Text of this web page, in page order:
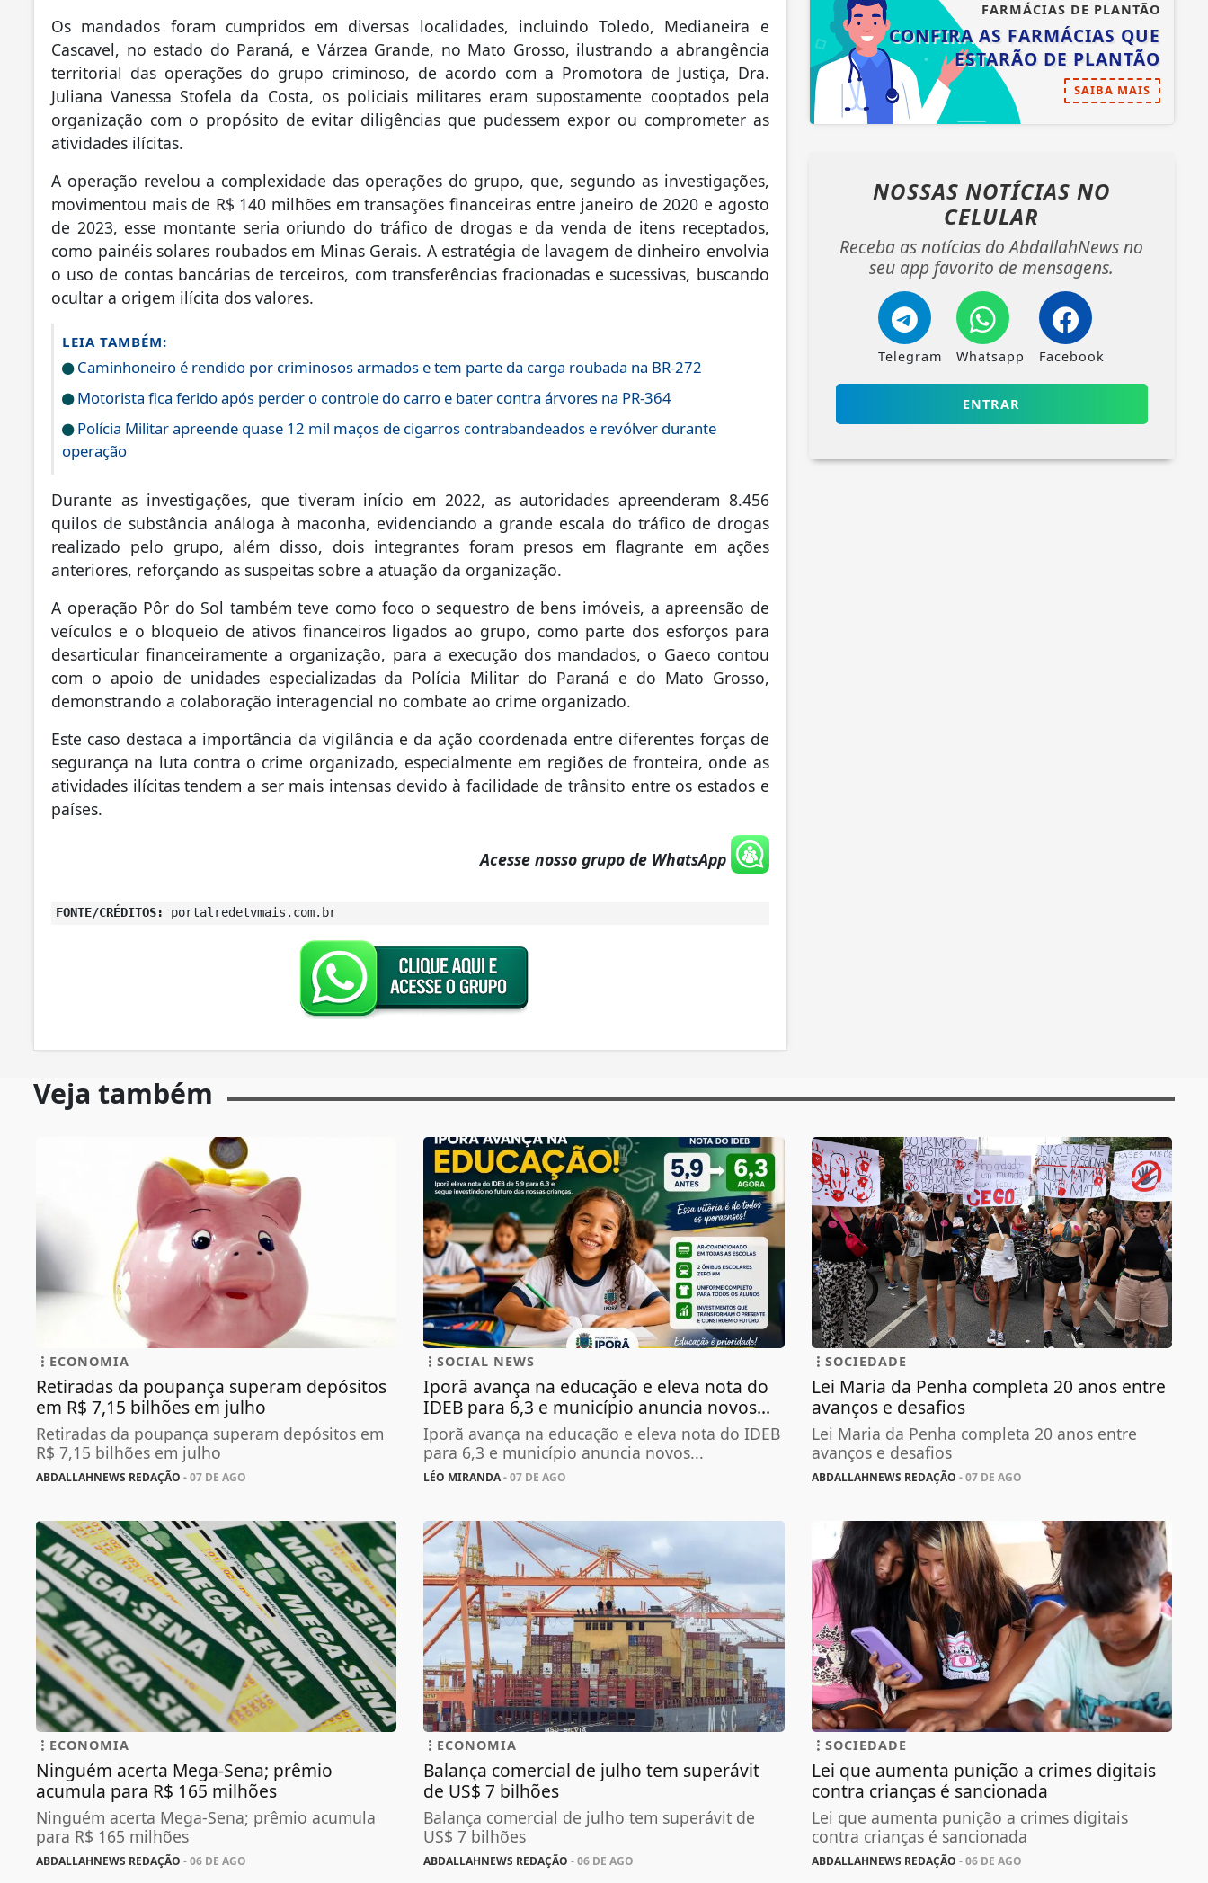
Os mandados foram cumpridos em diversas localidades, incluindo Toledo, Medianeira e
Cascavel, no estado do Paraná, e Várzea Grande, no Mato Grosso, ilustrando a abrangência
territorial das operações do grupo criminoso, de acordo com a Promotora de Justiça, Dra.
Juliana Vanessa Stofela da Costa, os policiais militares eram supostamente cooptados pela
organização com o propósito de evitar diligências que pudessem expor ou comprometer as
atividades ilícitas.
A operação revelou a complexidade das operações do grupo, que, segundo as investigações,
movimentou mais de R$ 140 milhões em transações financeiras entre janeiro de 2020 e agosto
de 2023, esse montante seria oriundo do tráfico de drogas e da venda de itens receptados,
como painéis solares roubados em Minas Gerais. A estratégia de lavagem de dinheiro envolvia
o uso de contas bancárias de terceiros, com transferências fracionadas e sucessivas, buscando
ocultar a origem ilícita dos valores.
LEIA TAMBÉM:
Caminhoneiro é rendido por criminosos armados e tem parte da carga roubada na BR-272
Motorista fica ferido após perder o controle do carro e bater contra árvores na PR-364
Polícia Militar apreende quase 12 mil maços de cigarros contrabandeados e revólver durante
operação
Durante as investigações, que tiveram início em 2022, as autoridades apreenderam 8.456
quilos de substância análoga à maconha, evidenciando a grande escala do tráfico de drogas
realizado pelo grupo, além disso, dois integrantes foram presos em flagrante em ações
anteriores, reforçando as suspeitas sobre a atuação da organização.
A operação Pôr do Sol também teve como foco o sequestro de bens imóveis, a apreensão de
veículos e o bloqueio de ativos financeiros ligados ao grupo, como parte dos esforços para
desarticular financeiramente a organização, para a execução dos mandados, o Gaeco contou
com o apoio de unidades especializadas da Polícia Militar do Paraná e do Mato Grosso,
demonstrando a colaboração interagencial no combate ao crime organizado.
Este caso destaca a importância da vigilância e da ação coordenada entre diferentes forças de
segurança na luta contra o crime organizado, especialmente em regiões de fronteira, onde as
atividades ilícitas tendem a ser mais intensas devido à facilidade de trânsito entre os estados e
países.
Acesse nosso grupo de WhatsApp
FONTE/CRÉDITOS: portalredetvmais.com.br
FARMÁCIAS DE PLANTÃO
CONFIRA AS FARMÁCIAS QUE
ESTARÃO DE PLANTÃO
SAIBA MAIS
NOSSAS NOTÍCIAS NO
CELULAR
Receba as notícias do AbdallahNews no
seu app favorito de mensagens.
Telegram Whatsapp Facebook
ENTRAR
Veja também
ECONOMIA
Retiradas da poupança superam depósitos
em R$ 7,15 bilhões em julho
Retiradas da poupança superam depósitos em
R$ 7,15 bilhões em julho
ABDALLAHNEWS REDAÇÃO - 07 DE AGO
SOCIAL NEWS
Iporã avança na educação e eleva nota do
IDEB para 6,3 e município anuncia novos...
Iporã avança na educação e eleva nota do IDEB
para 6,3 e município anuncia novos...
LÉO MIRANDA- 07 DE AGO
SOCIEDADE
Lei Maria da Penha completa 20 anos entre
avanços e desafios
Lei Maria da Penha completa 20 anos entre
avanços e desafios
ABDALLAHNEWS REDAÇÃO - 07 DE AGO
ECONOMIA
Ninguém acerta Mega-Sena; prêmio
acumula para R$ 165 milhões
Ninguém acerta Mega-Sena; prêmio acumula
para R$ 165 milhões
ABDALLAHNEWS REDAÇÃO - 06 DE AGO
ECONOMIA
Balança comercial de julho tem superávit
de US$ 7 bilhões
Balança comercial de julho tem superávit de
US$ 7 bilhões
ABDALLAHNEWS REDAÇÃO - 06 DE AGO
SOCIEDADE
Lei que aumenta punição a crimes digitais
contra crianças é sancionada
Lei que aumenta punição a crimes digitais
contra crianças é sancionada
ABDALLAHNEWS REDAÇÃO - 06 DE AGO